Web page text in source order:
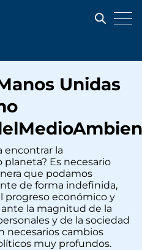
Unidas
encontrar la
Es necesario
que podamos
de forma indefinida,
progreso económico y
ante la magnitud de la
y de la sociedad
necesarios cambios
muy profundos.